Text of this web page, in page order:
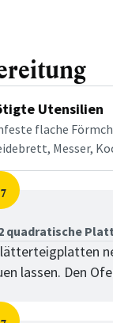
Utensilien
flache
Messer,
7
quadratische
lassen. Den